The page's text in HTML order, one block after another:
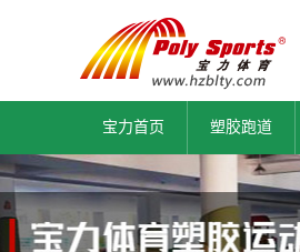
宝力首页 塑胶跑道